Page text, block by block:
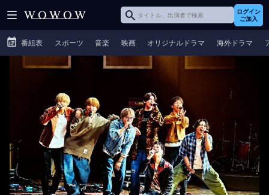
ログイン
ご加入
番組表 スポーツ 音楽 映画 オリジナルドラマ 海外ドラマ